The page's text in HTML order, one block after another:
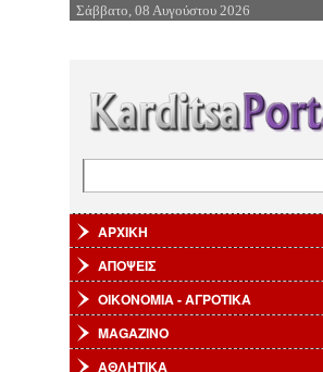
Επιστροφή στην Πλοήγηση
Σάββατο, 08 Αυγούστου 2026
ΑΡΧΙΚΗ
ΑΠΟΨΕΙΣ
ΟΙΚΟΝΟΜΙΑ - ΑΓΡΟΤΙΚΑ
MAGAZINO
ΑΘΛΗΤΙΚΑ